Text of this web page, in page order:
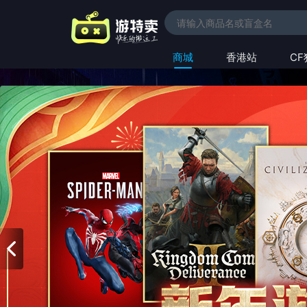
商城 香港站 CF